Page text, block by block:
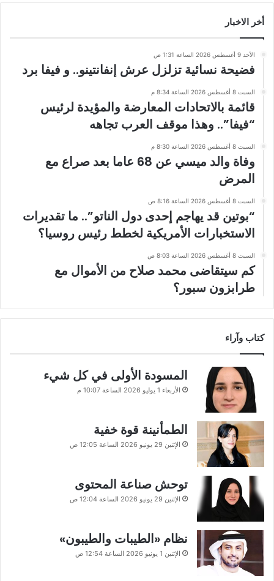
أخر الاخبار
الأحد 9 أغسطس 2026 الساعة 1:31 ص
فضيحة نسائية تزلزل عرش إنفانتينو.. و فيفا برد
السبت 8 أغسطس 2026 الساعة 8:34 م
قائمة بالاتحادات المعارضة والمؤيدة لرئيس
“فيفا”.. وهذا موقف العرب تجاهه
السبت 8 أغسطس 2026 الساعة 8:30 م
وفاة والد ميسي عن 68 عاما بعد صراع مع
المرض
السبت 8 أغسطس 2026 الساعة 8:16 ص
“بوتين قد يهاجم إحدى دول الناتو”.. ما تقديرات
الاستخبارات الأمريكية لخطط رئيس روسيا؟
السبت 8 أغسطس 2026 الساعة 8:03 ص
كم سيتقاضى محمد صلاح من الأموال مع
طرابزون سبور؟
كتاب وآراء
المسودة الأولى في كل شيء
الأربعاء 1 يوليو 2026 الساعة 10:07 م
الطمأنينة قوة خفية
الإثنين 29 يونيو 2026 الساعة 12:05 ص
توحش صناعة المحتوى
الإثنين 29 يونيو 2026 الساعة 12:04 ص
نظام «الطيبات والطيبون»
الإثنين 1 يونيو 2026 الساعة 12:54 ص